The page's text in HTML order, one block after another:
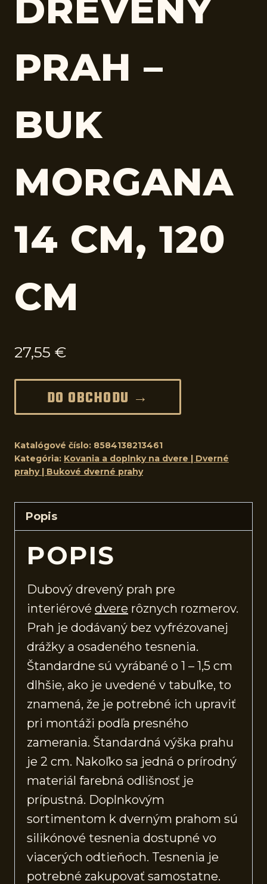
DREVENÝ
PRAH –
BUK
MORGANA
14 CM, 120
CM
27,55 €
DO OBCHODU →
Katalógové číslo: 8584138213461
Kategória: Kovania a doplnky na dvere | Dverné
prahy | Bukové dverné prahy
Popis
POPIS
Dubový drevený prah pre
interiérové dvere rôznych rozmerov.
Prah je dodávaný bez vyfrézovanej
drážky a osadeného tesnenia.
Štandardne sú vyrábané o 1 – 1,5 cm
dlhšie, ako je uvedené v tabuľke, to
znamená, že je potrebné ich upraviť
pri montáži podľa presného
zamerania. Štandardná výška prahu
je 2 cm. Nakoľko sa jedná o prírodný
materiál farebná odlišnosť je
prípustná. Doplnkovým
sortimentom k dverným prahom sú
silikónové tesnenia dostupné vo
viacerých odtieňoch. Tesnenia je
potrebné zakupovať samostatne.